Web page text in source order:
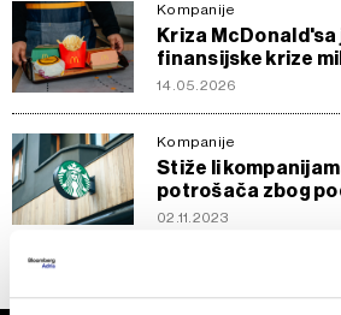
Kompanije
Kriza McDonald'sa
finansijske krize
14.05.2026
Kompanije
Stiže li
potrošača zbog
02.11.2023